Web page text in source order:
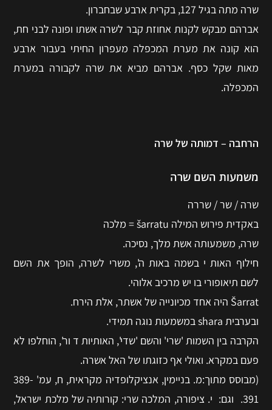
שרה מתה בגיל 127, בקרית ארבע שבחברון.
אברהם מבקש לקנות אחוזת קבר לשרה אשתו ופונה לבני חת,
הוא קונה את מערת המכפלה מעפרון החיתי בעבור ארבע
מאות שקל כסף. אברהם מביא את שרה לקבורה במערת
המכפלה.
הרחבה – דמותה של שרה
משמעות השם שרה
שרה / שר / שררה
באקדית פירוש המילה šarratu = מלכה
שרה, משמעותה אשת מלך, נסיכה.
חילוף האות י בשמה באות ה', משרי לשרה, הופך את השם
לשם תיאופורי בו יש מרכיב אלוהי.
Šarrat היה אחד מכיונייה של אשתר, אלת הירח.
ובערבית shara במשמעות נוגה תמידי.
הקרבה בין השמות 'שרי' והשם 'שדי', האותיות ד ור', הוחלפו לא
פעם במקרא. ואולי אף כזוגתו של האל אשרה.
(מבוסס מתוך:מ. בניימין, אנציקלופדיה מקראית, ח, עמ' 389-
391. וגם: י. ציפורה, המלכה שרי: קורותיה של מלכת ישראל,